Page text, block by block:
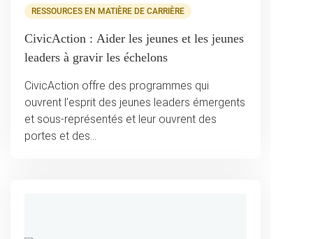
RESSOURCES EN MATIÈRE DE CARRIÈRE
CivicAction : Aider les jeunes et les jeunes
leaders à gravir les échelons
CivicAction offre des programmes qui
ouvrent l’esprit des jeunes leaders émergents
et sous-représentés et leur ouvrent des
portes et des…